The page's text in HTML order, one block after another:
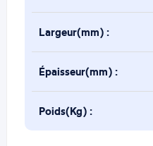
Largeur(mm) :
Épaisseur(mm) :
Poids(Kg) :